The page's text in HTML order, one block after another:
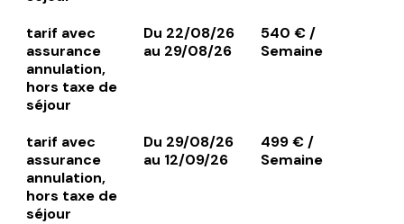
tarif avec
assurance
annulation,
hors taxe de
séjour
Du 22/08/26
au 29/08/26
540 € /
Semaine
tarif avec
assurance
annulation,
hors taxe de
séjour
Du 29/08/26
au 12/09/26
499 € /
Semaine